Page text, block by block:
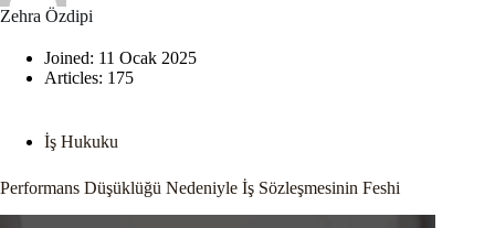
Zehra Özdipi
Joined: 11 Ocak 2025
Articles: 175
İş Hukuku
Performans Düşüklüğü Nedeniyle İş Sözleşmesinin Feshi